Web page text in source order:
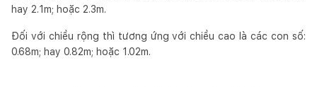
hay 2.1m; hoặc 2.3m.
Đối với chiều rộng thì tương ứng với chiều cao là các con số:
0.68m; hay 0.82m; hoặc 1.02m.